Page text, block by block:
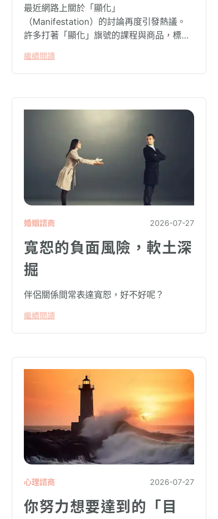
最近網路上關於「顯化」
（Manifestation）的討論再度引發熱議。
許多打著「顯化」旗號的課程與商品，標榜
能吸引財富、關係與健康。這類論述聽起來
療癒，卻經常缺乏實證基礎，甚至可能對正
繼續閱讀
婚姻諮商 2026-07-27
寬恕的負面風險，軟土深
掘
伴侶關係間常表達寬恕，好不好呢？
繼續閱讀
心理諮商 2026-07-27
你努力想要達到的「目